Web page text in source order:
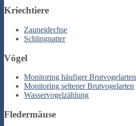
Kriechtiere
Zauneidechse
Schlingnatter
Vögel
Monitoring häufiger Brutvogelarten
Monitoring seltener Brutvogelarten
Wasservogelzählung
Fledermäuse